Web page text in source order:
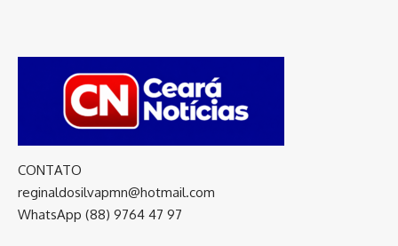
CONTATO
reginaldosilvapmn@hotmail.com
WhatsApp (88) 9764 47 97